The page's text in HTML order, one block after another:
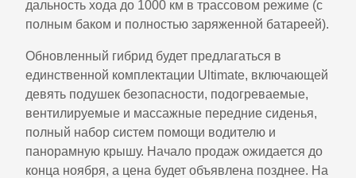
дальность хода до 1000 км в трассовом режиме (с
полным баком и полностью заряженной батареей).
Обновленный гибрид будет предлагаться в
единственной комплектации Ultimate, включающей
девять подушек безопасности, подогреваемые,
вентилируемые и массажные передние сиденья,
полный набор систем помощи водителю и
панорамную крышу. Начало продаж ожидается до
конца ноября, а цена будет объявлена позднее. На